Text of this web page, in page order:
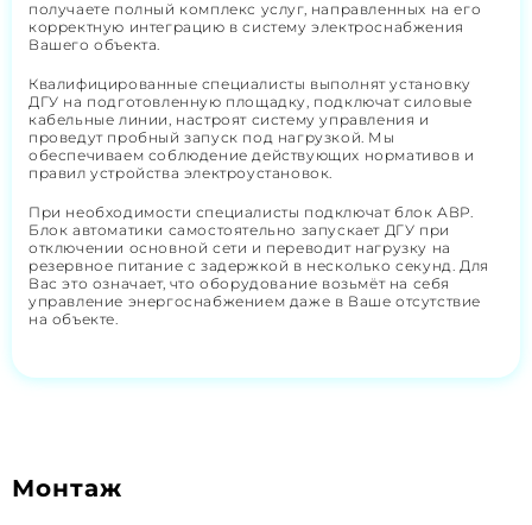
получаете полный комплекс услуг, направленных на его
корректную интеграцию в систему электроснабжения
Вашего объекта.
Квалифицированные специалисты выполнят установку
ДГУ на подготовленную площадку, подключат силовые
кабельные линии, настроят систему управления и
проведут пробный запуск под нагрузкой. Мы
обеспечиваем соблюдение действующих нормативов и
правил устройства электроустановок.
При необходимости специалисты подключат блок АВР.
Блок автоматики самостоятельно запускает ДГУ при
отключении основной сети и переводит нагрузку на
резервное питание с задержкой в несколько секунд. Для
Вас это означает, что оборудование возьмёт на себя
управление энергоснабжением даже в Ваше отсутствие
на объекте.
Монтаж